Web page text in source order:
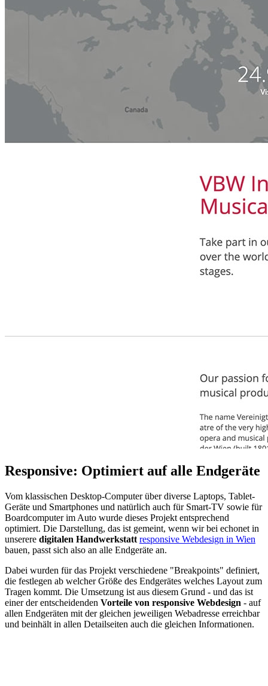
Responsive: Optimiert auf alle Endgeräte
Vom klassischen Desktop-Computer über diverse Laptops, Tablet-
Geräte und Smartphones und natürlich auch für Smart-TV sowie für
Boardcomputer im Auto wurde dieses Projekt entsprechend
optimiert. Die Darstellung, das ist gemeint, wenn wir bei echonet in
unserere digitalen Handwerkstatt responsive Webdesign in Wien
bauen, passt sich also an alle Endgeräte an.
Dabei wurden für das Projekt verschiedene "Breakpoints" definiert,
die festlegen ab welcher Größe des Endgerätes welches Layout zum
Tragen kommt. Die Umsetzung ist aus diesem Grund - und das ist
einer der entscheidenden Vorteile von responsive Webdesign - auf
allen Endgeräten mit der gleichen jeweiligen Webadresse erreichbar
und beinhält in allen Detailseiten auch die gleichen Informationen.